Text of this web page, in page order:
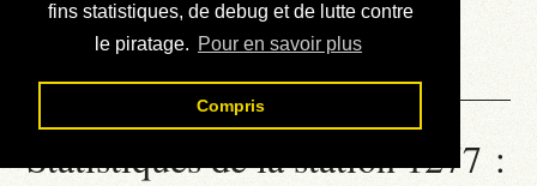
fins statistiques, de debug et de lutte contre
le piratage. Pour en savoir plus
Compris
Téléchargement
Contact
Statistiques de la station 1277 :